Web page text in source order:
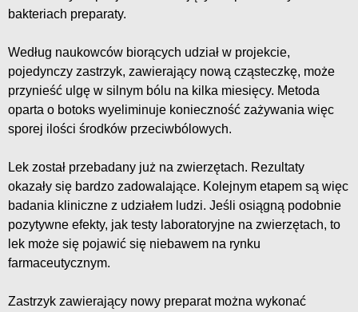
bakteriach preparaty.
Według naukowców biorących udział w projekcie,
pojedynczy zastrzyk, zawierający nową cząsteczkę, może
przynieść ulgę w silnym bólu na kilka miesięcy. Metoda
oparta o botoks wyeliminuje konieczność zażywania więc
sporej ilości środków przeciwbólowych.
Lek został przebadany już na zwierzętach. Rezultaty
okazały się bardzo zadowalające. Kolejnym etapem są więc
badania kliniczne z udziałem ludzi. Jeśli osiągną podobnie
pozytywne efekty, jak testy laboratoryjne na zwierzętach, to
lek może się pojawić się niebawem na rynku
farmaceutycznym.
Zastrzyk zawierający nowy preparat można wykonać